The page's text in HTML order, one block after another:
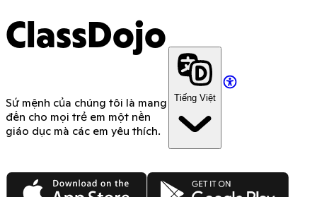
ClassDojo
Sứ mệnh của chúng tôi là mang
đến cho mọi trẻ em một nền
giáo dục mà các em yêu thích.
Tiếng Việt
App Store Google Play